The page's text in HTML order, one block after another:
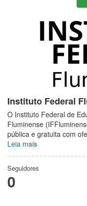
Instituto Federal
O Instituto Federal de
Fluminense
pública e gratuita com
Leia mais
Seguidores
0